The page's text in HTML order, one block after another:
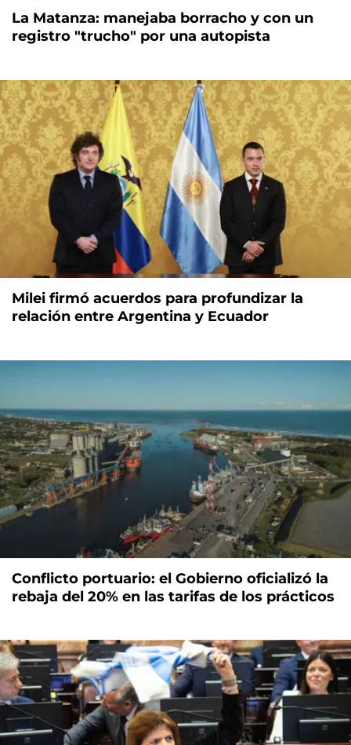
La Matanza: manejaba borracho y con un
registro "trucho" por una autopista
Milei firmó acuerdos para profundizar la
relación entre Argentina y Ecuador
Conflicto portuario: el Gobierno oficializó la
rebaja del 20% en las tarifas de los prácticos